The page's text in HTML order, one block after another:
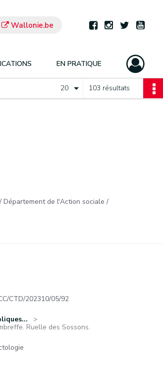
Wallonie.be
EN PRATIQUE
103 résultats
20
de l'Action sociale /
CTD/202310/05/92
Ruelle des Sossons.